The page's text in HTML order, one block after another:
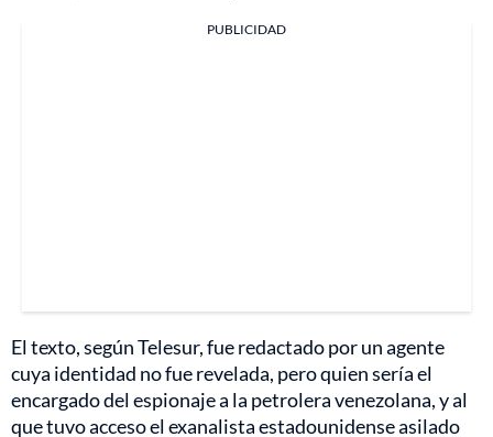
PUBLICIDAD
El texto, según Telesur, fue redactado por un agente
cuya identidad no fue revelada, pero quien sería el
encargado del espionaje a la petrolera venezolana, y al
que tuvo acceso el exanalista estadounidense asilado